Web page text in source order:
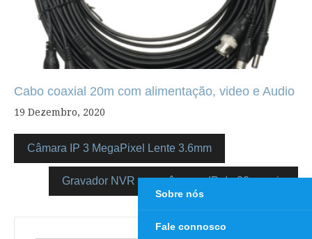
Cabo coaxial 20m com alimentação, video e Audio
19 Dezembro, 2020
Câmara IP 3 MegaPixel Lente 3.6mm
Gravador NVR para câmaras IP de 32 canais
Sobre nós
Fale connosco